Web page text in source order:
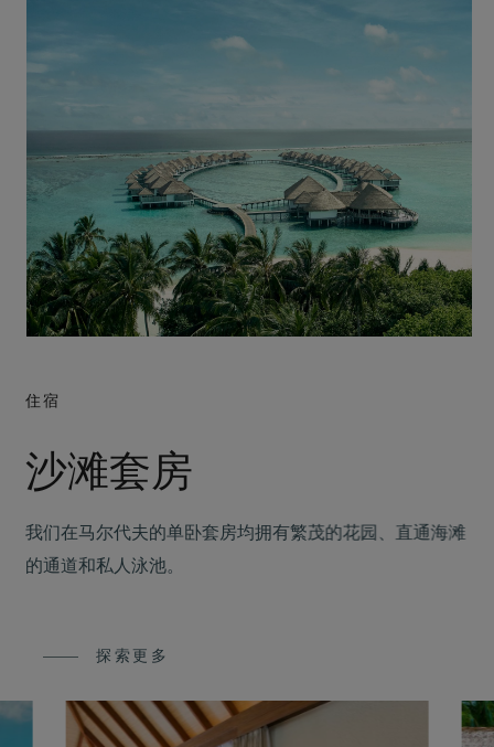
住宿
沙滩套房
我们在马尔代夫的单卧套房均拥有繁茂的花园、直通海滩
的通道和私人泳池。
探索更多